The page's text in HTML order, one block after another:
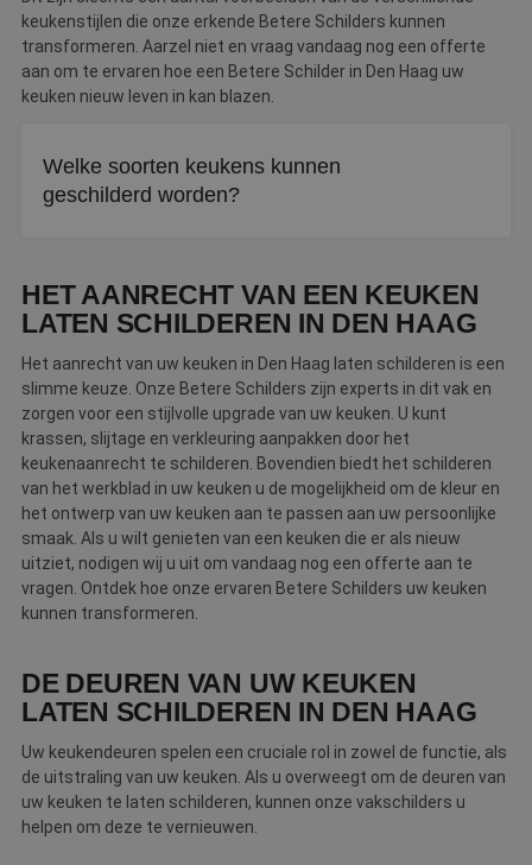
keukenstijlen die onze erkende Betere Schilders kunnen
transformeren. Aarzel niet en vraag vandaag nog een offerte
aan om te ervaren hoe een Betere Schilder in Den Haag uw
keuken nieuw leven in kan blazen.
Welke soorten keukens kunnen
geschilderd worden?
vraagt wel om een eigen aanpak en voorbereiding.
HET AANRECHT VAN EEN KEUKEN
LATEN SCHILDEREN IN DEN HAAG
Het aanrecht van uw keuken in Den Haag laten schilderen is een
slimme keuze. Onze Betere Schilders zijn experts in dit vak en
zorgen voor een stijlvolle upgrade van uw keuken. U kunt
krassen, slijtage en verkleuring aanpakken door het
keukenaanrecht te schilderen. Bovendien biedt het schilderen
van het werkblad in uw keuken u de mogelijkheid om de kleur en
het ontwerp van uw keuken aan te passen aan uw persoonlijke
smaak. Als u wilt genieten van een keuken die er als nieuw
uitziet, nodigen wij u uit om vandaag nog een offerte aan te
vragen. Ontdek hoe onze ervaren Betere Schilders uw keuken
kunnen transformeren.
DE DEUREN VAN UW KEUKEN
LATEN SCHILDEREN IN DEN HAAG
Uw keukendeuren spelen een cruciale rol in zowel de functie, als
de uitstraling van uw keuken. Als u overweegt om de deuren van
uw keuken te laten schilderen, kunnen onze vakschilders u
helpen om deze te vernieuwen.